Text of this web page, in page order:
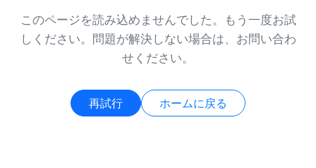
このページを読み込めませんでした。もう一度お試
しください。問題が解決しない場合は、お問い合わ
せください。
再試行 ホームに戻る